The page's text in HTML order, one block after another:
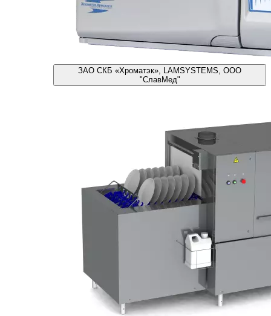
ЗАО СКБ «Хроматэк», LAMSYSTEMS, ООО
"СлавМед"